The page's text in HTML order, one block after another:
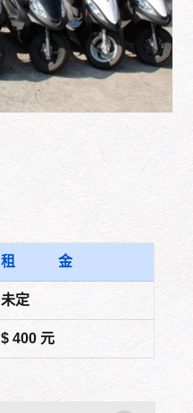
租 金
未定
$ 400 元